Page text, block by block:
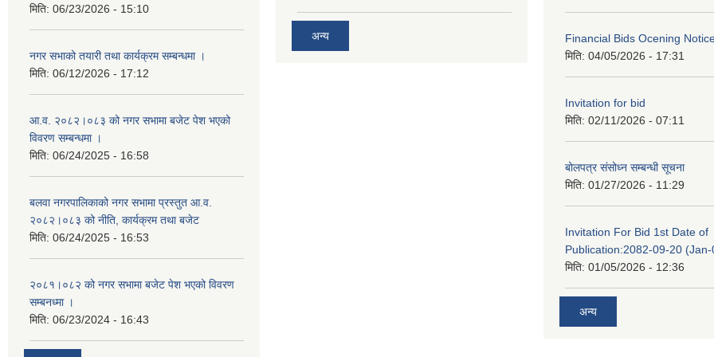
मिति: 06/23/2026 - 15:10
नगर सभाको तयारी तथा कार्यक्रम सम्बन्धमा ।
मिति: 06/12/2026 - 17:12
आ.व. २०८२।०८३ को नगर सभामा बजेट पेश भएको
विवरण सम्बन्धमा ।
मिति: 06/24/2025 - 16:58
बलवा नगरपालिकाको नगर सभामा प्रस्तुत आ.व.
२०८२।०८३ को नीति, कार्यक्रम तथा बजेट
मिति: 06/24/2025 - 16:53
२०८१।०८२ को नगर सभामा बजेट पेश भएको विवरण
सम्बनध्मा ।
मिति: 06/23/2024 - 16:43
अन्य
Financial Bids Ocening
मिति: 04/05/2026 - 17:31
Invitation for bid
मिति: 02/11/2026 - 07:11
बोलपत्र संसोध्न सम्बन्धी सूचना
मिति: 01/27/2026 - 11:29
Invitation For Bid 1st Date of
Publication:2082-09-20
मिति: 01/05/2026 - 12:36
अन्य